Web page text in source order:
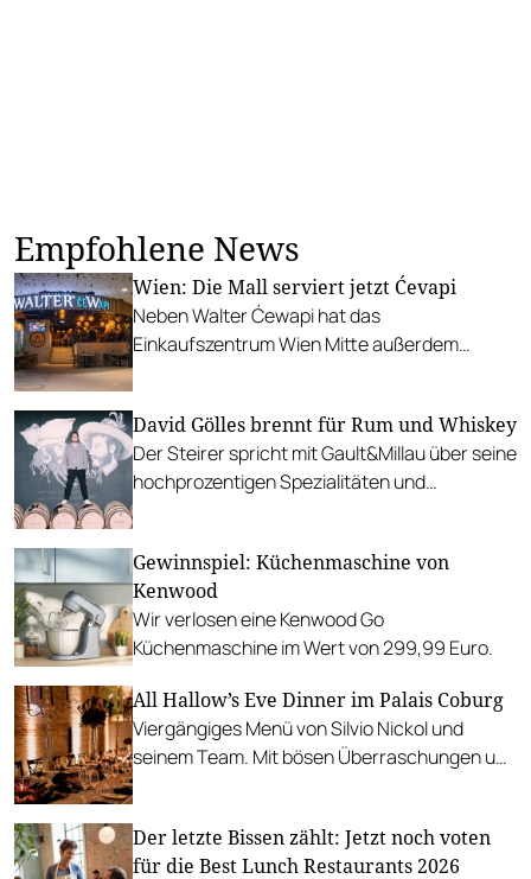
Empfohlene News
Wien: Die Mall serviert jetzt Ćevapi
Neben Walter Ćewapi hat das
Einkaufszentrum Wien Mitte außerdem
David Gölles brennt für Rum und Whiskey
Der Steirer spricht mit Gault&Millau über seine
hochprozentigen Spezialitäten und
Gewinnspiel: Küchenmaschine von
Kenwood
Wir verlosen eine Kenwood Go
Küchenmaschine im Wert von 299,99 Euro.
All Hallow’s Eve Dinner im Palais Coburg
Viergängiges Menü von Silvio Nickol und
seinem Team. Mit bösen Überraschungen und
Der letzte Bissen zählt: Jetzt noch voten
für die Best Lunch Restaurants 2026